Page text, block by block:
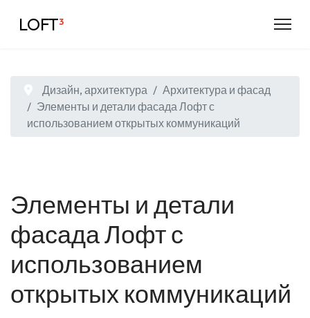
LOFT³
Дизайн, архитектура
Архитектура и фасад
Элементы и детали фасада Лофт с
использованием открытых коммуникаций
Элементы и детали
фасада Лофт с
использованием
открытых коммуникаций